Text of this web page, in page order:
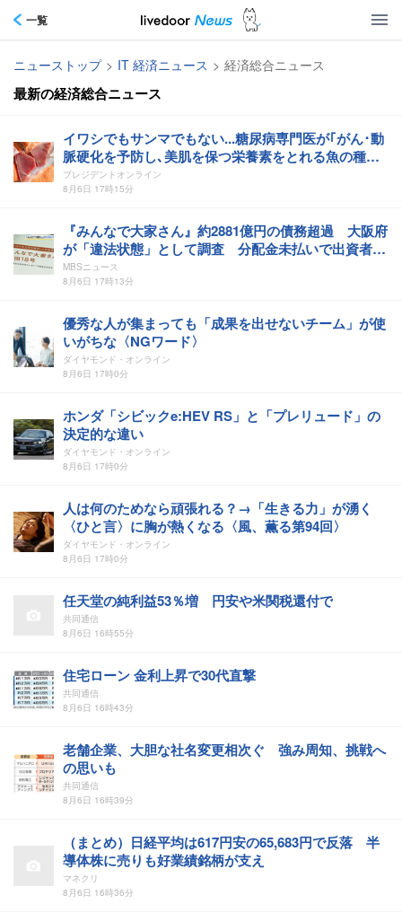
一覧
ニューストップ > IT 経済ニュース > 経済総合ニュース
最新の経済総合ニュース
イワシでもサンマでもない...糖尿病専門医が｢がん･動
脈硬化を予防し､美肌を保つ栄養素をとれる魚の種類｣
【最強の魚活術3選】
プレジデントオンライン
8月6日 17時15分
『みんなで大家さん』約2881億円の債務超過 大阪府
が「違法状態」として調査 分配金未払いで出資者が
集団訴訟中
MBSニュース
8月6日 17時13分
優秀な人が集まっても「成果を出せないチーム」が使
いがちな〈NGワード〉
ダイヤモンド・オンライン
8月6日 17時0分
ホンダ「シビックe:HEV RS」と「プレリュード」の
決定的な違い
ダイヤモンド・オンライン
8月6日 17時0分
人は何のためなら頑張れる？→「生きる力」が湧く
〈ひと言〉に胸が熱くなる〈風、薫る第94回〉
ダイヤモンド・オンライン
8月6日 17時0分
任天堂の純利益53％増 円安や米関税還付で
共同通信
8月6日 16時55分
住宅ローン 金利上昇で30代直撃
共同通信
8月6日 16時43分
老舗企業、大胆な社名変更相次ぐ 強み周知、挑戦へ
の思いも
共同通信
8月6日 16時39分
（まとめ）日経平均は617円安の65,683円で反落 半
導体株に売りも好業績銘柄が支え
マネクリ
8月6日 16時36分